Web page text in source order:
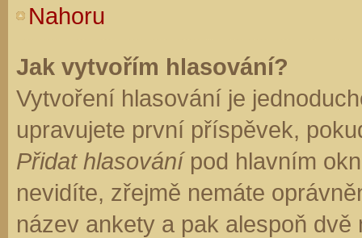
Nahoru
Jak vytvořím hlasování?
Vytvoření hlasování je
upravujete první příspěvek,
Přidat hlasovánípod hlavním
nevidíte, zřejmě nemáte
název ankety a pak alespoň